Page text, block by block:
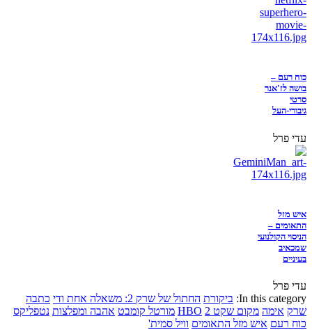
כוח רעם –
בושה לז'אנר
סרטי
גיבורי-העל
עדי פרל
איש מזל
התאומים –
הניסוי הקולנועי
שמכאיב
בעיניים
עדי פרל
In this category: ביקורת החתול של שרק 2: משאלה אחת ודי
כתבה
שרק אימה מקום שקט 2 HBO מורטל קומבט אהבה ומפלצות נטפליקס
כוח רעם איש מזל התאומים וויל סמית'